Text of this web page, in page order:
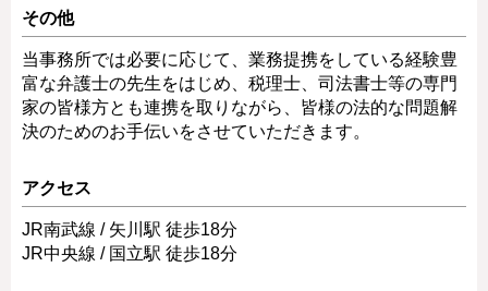
その他
当事務所では必要に応じて、業務提携をしている経験豊
富な弁護士の先生をはじめ、税理士、司法書士等の専門
家の皆様方とも連携を取りながら、皆様の法的な問題解
決のためのお手伝いをさせていただきます。
アクセス
JR南武線 / 矢川駅 徒歩18分
JR中央線 / 国立駅 徒歩18分